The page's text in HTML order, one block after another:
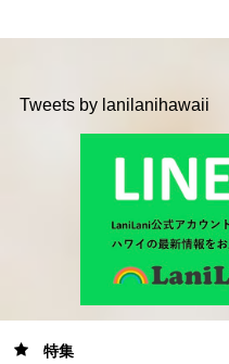
Tweets by lanilanihawaii
特集